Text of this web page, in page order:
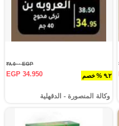
٩.٢ % خصم
EGP ٣٨.٥٠٠
EGP 34.950
وكالة المنصورة - الدقهلية‎